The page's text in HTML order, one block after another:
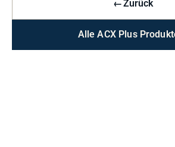
←Zurück
Alle ACX Plus